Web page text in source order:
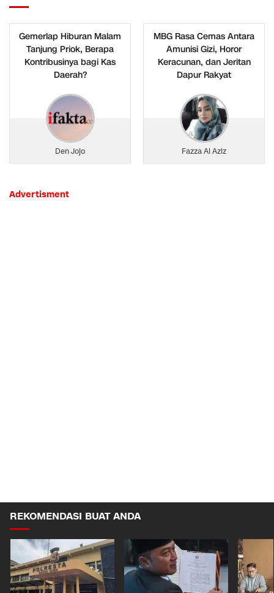
Gemerlap Hiburan Malam
Tanjung Priok, Berapa
Kontribusinya bagi Kas
Daerah?
Den Jojo
MBG Rasa Cemas Antara
Amunisi Gizi, Horor
Keracunan, dan Jeritan
Dapur Rakyat
Fazza Al Aziz
Advertisment
REKOMENDASI BUAT ANDA